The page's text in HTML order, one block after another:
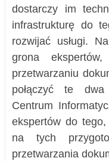
dostarczy im
infrastrukturę do
rozwijać usługi.
grona
przetwarzaniu
połączyć te
Centrum
ekspertów do
na tych
przetwarzania